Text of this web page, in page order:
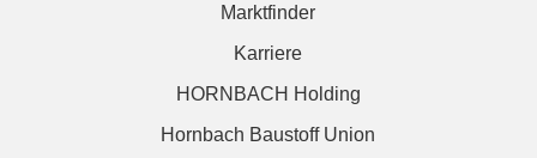
Marktfinder
Karriere
HORNBACH Holding
Hornbach Baustoff Union